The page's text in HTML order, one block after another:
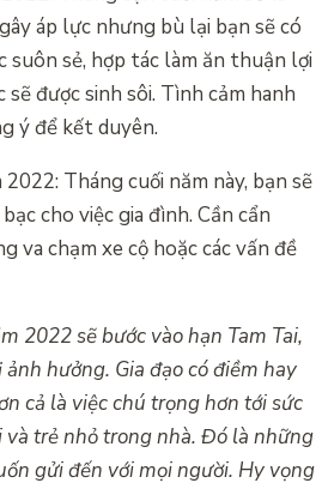
áp lực nhưng bù lại bạn sẽ có
suôn sẻ, hợp tác làm ăn thuận lợi
được sinh sôi. Tình cảm hanh
ý để kết duyên.
Tháng cuối năm này, bạn sẽ
cho việc gia đình. Cần cẩn
va chạm xe cộ hoặc các vấn đề
2022 sẽ bước vào hạn Tam Tai,
hưởng. Gia đạo có điềm hay
cả là việc chú trọng hơn tới sức
trẻ nhỏ trong nhà. Đó là những
gửi đến với mọi người. Hy vọng